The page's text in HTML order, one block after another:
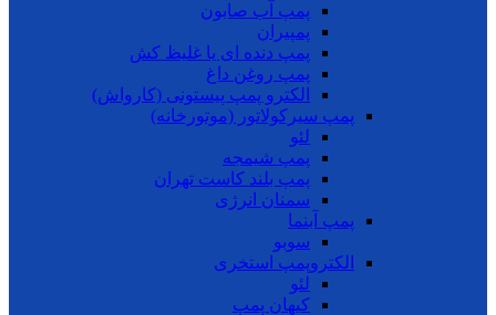
پمپ آب صابون
پمپیران
پمپ دنده ای یا غلیظ کش
پمپ روغن داغ
الکترو پمپ پیستونی (کارواش)
پمپ سیرکولاتور (موتورخانه)
لئو
پمپ شیمجه
پمپ بلند کاست تهران
سمنان انرژی
پمپ آبنما
سوبو
الکتروپمپ استخری
لئو
کیهان پمپ